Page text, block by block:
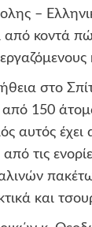
–
από κοντά
στο
150
αυτός
τις
και